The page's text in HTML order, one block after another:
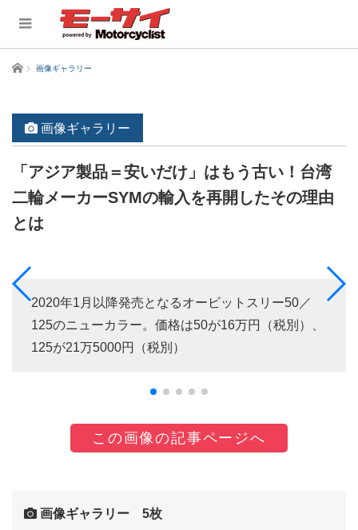
ホーム 画像ギャラリー
画像ギャラリー
「アジア製品＝安いだけ」はもう古い！台湾
二輪メーカーSYMの輸入を再開したその理由
とは
2020年1月以降発売となるオービットスリー50／
125のニューカラー。価格は50が16万円（税別）、
125が21万5000円（税別）
この画像の記事ページへ
画像ギャラリー 5枚